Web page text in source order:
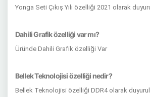
Yonga Seti Çıkış Yılı özelliği 2021 olarak
Dahili Grafik özelliği var mı?
Üründe Dahili Grafik özelliği Var
Bellek Teknolojisi özelliği nedir?
Bellek Teknolojisi özelliği DDR4 olarak